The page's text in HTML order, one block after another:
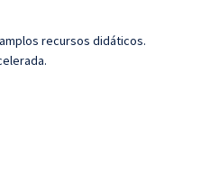
recursos didáticos.